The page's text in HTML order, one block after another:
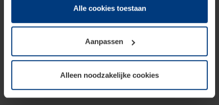
Juridisch hebben wij het recht om cookies op uw
van deze pagina's absoluut vereist is. Voor alle andere
soorten cookies is uw toestemming benodigd. Uw
toestemming kunt u op elk moment bij de uitleg van de
wijzigen of herroepen.
Alle cookies toestaan
Aanpassen
Alleen noodzakelijke cookies